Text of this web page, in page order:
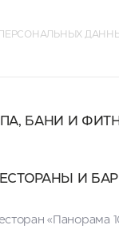
БАНИ И
И
«Панорама